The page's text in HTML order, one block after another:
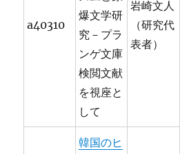
a40310
爆文学研
究－プラ
ンゲ文庫
検閲文献
を視座と
して
岩崎文人
（研究代
表者）
韓国のヒ